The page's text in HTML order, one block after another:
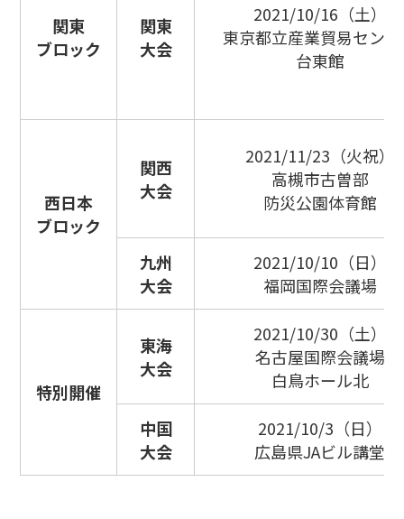
関東
ブロック
関東
大会
2021/10/16（土）
東京都立産業貿易セン
台東館
西日本
ブロック
関西
大会
2021/11/23（火祝）
高槻市古曽部
防災公園体育館
九州
大会
2021/10/10（日）
福岡国際会議場
特別開催
東海
大会
2021/10/30（土）
名古屋国際会議場
白鳥ホール北
中国
大会
2021/10/3（日）
広島県JAビル講堂